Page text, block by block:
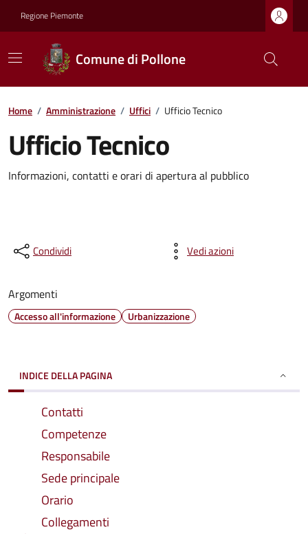
Regione Piemonte
Comune di Pollone
Home / Amministrazione / Uffici / Ufficio Tecnico
Ufficio Tecnico
Informazioni, contatti e orari di apertura al pubblico
Condividi Vedi azioni
Argomenti
Accesso all'informazione Urbanizzazione
INDICE DELLA PAGINA
Contatti
Competenze
Responsabile
Sede principale
Orario
Collegamenti